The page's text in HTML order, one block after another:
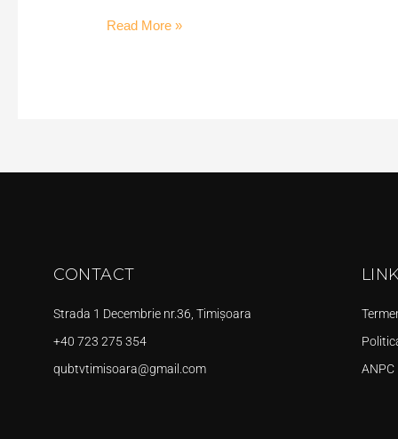
Read More »
CONTACT
Strada 1 Decembrie nr.36, Timișoara
+40 723 275 354
qubtvtimisoara@gmail.com
ANPC